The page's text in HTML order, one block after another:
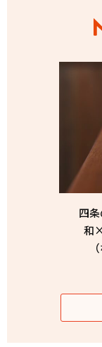
四
和